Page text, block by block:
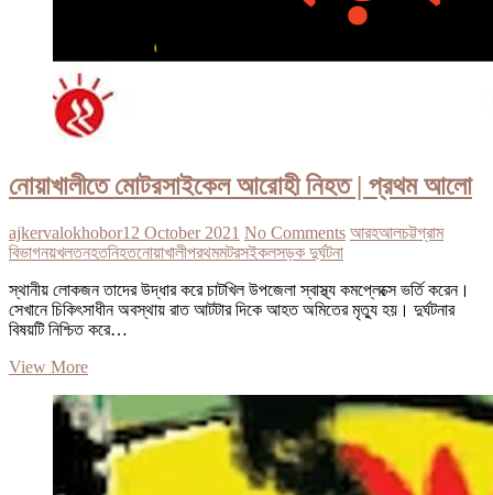
নোয়াখালীতে মোটরসাইকেল আরোহী নিহত | প্রথম আলো
ajkervalokhobor12 October 2021 No Comments আরহআলচট্টগ্রাম
বিভাগনয়খলতনহতনিহতনোয়াখালীপরথমমটরসইকলসড়ক দুর্ঘটনা
স্থানীয় লোকজন তাদের উদ্ধার করে চাটখিল উপজেলা স্বাস্থ্য কমপ্লেক্সে ভর্তি করেন।
সেখানে চিকিৎসাধীন অবস্থায় রাত আটটার দিকে আহত অমিতের মৃত্যু হয়। দুর্ঘটনার
বিষয়টি নিশ্চিত করে…
View Moreনোয়াখালীতে
আরোহী
নিহত
|
প্রথম
আলো